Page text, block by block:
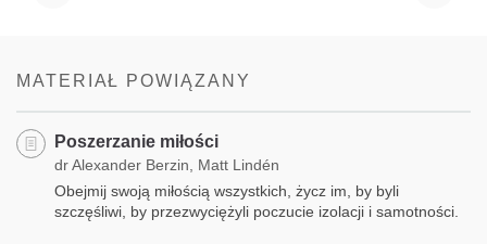
MATERIAŁ POWIĄZANY
Poszerzanie miłości
dr Alexander Berzin, Matt Lindén
Obejmij swoją miłością wszystkich, życz im, by byli
szczęśliwi, by przezwyciężyli poczucie izolacji i samotności.